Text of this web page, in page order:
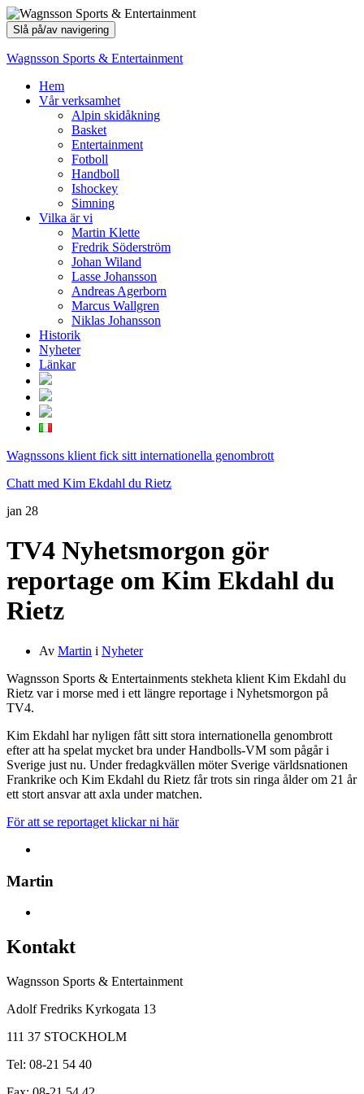
Slå på/av navigering
Wagnsson Sports & Entertainment
Hem
Vår verksamhet
Alpin skidåkning
Basket
Entertainment
Fotboll
Handboll
Ishockey
Simning
Vilka är vi
Martin Klette
Fredrik Söderström
Johan Wiland
Lasse Johansson
Andreas Agerborn
Marcus Wallgren
Niklas Johansson
Historik
Nyheter
Länkar
Wagnssons klient fick sitt internationella genombrott
Chatt med Kim Ekdahl du Rietz
jan 28
TV4 Nyhetsmorgon gör
reportage om Kim Ekdahl du
Rietz
Av Martin i Nyheter
Wagnsson Sports & Entertainments stekheta klient Kim Ekdahl du
Rietz var i morse med i ett längre reportage i Nyhetsmorgon på
TV4.
Kim Ekdahl har nyligen fått sitt stora internationella genombrott
efter att ha spelat mycket bra under Handbolls-VM som pågår i
Sverige just nu. Under fredagkvällen möter Sverige världsnationen
Frankrike och Kim Ekdahl du Rietz får trots sin ringa ålder om 21 år
ett stort ansvar att axla under matchen.
För att se reportaget klickar ni här
Martin
Kontakt
Wagnsson Sports & Entertainment
Adolf Fredriks Kyrkogata 13
111 37 STOCKHOLM
Tel: 08-21 54 40